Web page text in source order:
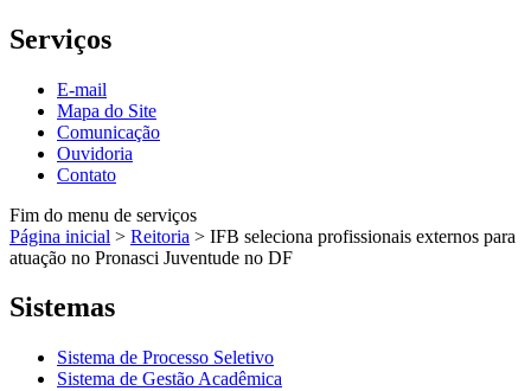
Serviços
E-mail
Mapa do Site
Comunicação
Ouvidoria
Contato
Fim do menu de serviços
Página inicial > Reitoria > IFB seleciona profissionais externos para
atuação no Pronasci Juventude no DF
Sistemas
Sistema de Processo Seletivo
Sistema de Gestão Acadêmica